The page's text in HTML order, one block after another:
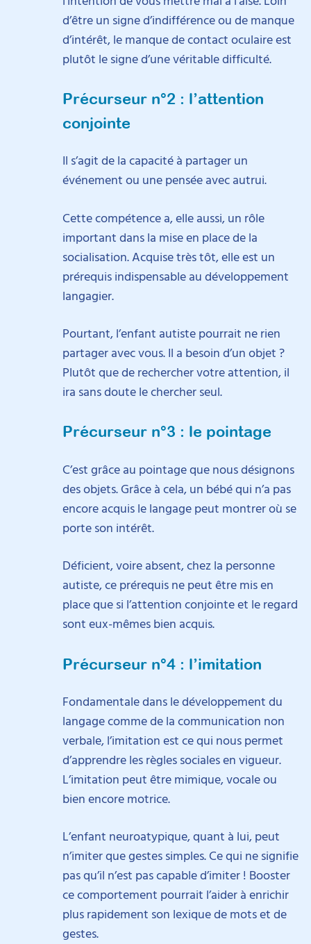
d’être un signe d’indifférence ou de manque
d’intérêt, le manque de contact oculaire est
plutôt le signe d’une véritable difficulté.
Précurseur n°2 : l’attention
conjointe
Il s’agit de la capacité à partager un
événement ou une pensée avec autrui.
Cette compétence a, elle aussi, un rôle
important dans la mise en place de la
socialisation. Acquise très tôt, elle est un
prérequis indispensable au développement
langagier.
Pourtant, l’enfant autiste pourrait ne rien
partager avec vous. Il a besoin d’un objet ?
Plutôt que de rechercher votre attention, il
ira sans doute le chercher seul.
Précurseur n°3 : le pointage
C’est grâce au pointage que nous désignons
des objets. Grâce à cela, un bébé qui n’a pas
encore acquis le langage peut montrer où se
porte son intérêt.
Déficient, voire absent, chez la personne
autiste, ce prérequis ne peut être mis en
place que si l’attention conjointe et le regard
sont eux-mêmes bien acquis.
Précurseur n°4 : l’imitation
Fondamentale dans le développement du
langage comme de la communication non
verbale, l’imitation est ce qui nous permet
d’apprendre les règles sociales en vigueur.
L’imitation peut être mimique, vocale ou
bien encore motrice.
L’enfant neuroatypique, quant à lui, peut
n’imiter que gestes simples. Ce qui ne signifie
pas qu’il n’est pas capable d’imiter ! Booster
ce comportement pourrait l’aider à enrichir
plus rapidement son lexique de mots et de
gestes.